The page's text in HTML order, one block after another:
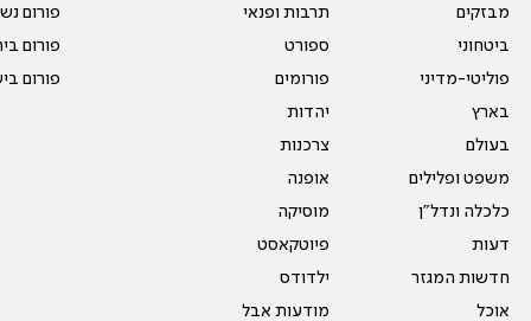
מבזקים
ביטחוני
פוליטי-מדיני
בארץ
בעולם
משפט ופלילים
כלכלה ונדל"ן
דעות
חדשות המגזר
אוכל
תרבות ופנאי
ספורט
פורומים
יהדות
צרכנות
אופנה
מוסיקה
פיוטקאסט
ילדודס
מודעות אבל
פורום
פורום
פורום